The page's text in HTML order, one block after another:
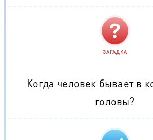
ЗАГАДКА
Когда человек бывает в
головы?